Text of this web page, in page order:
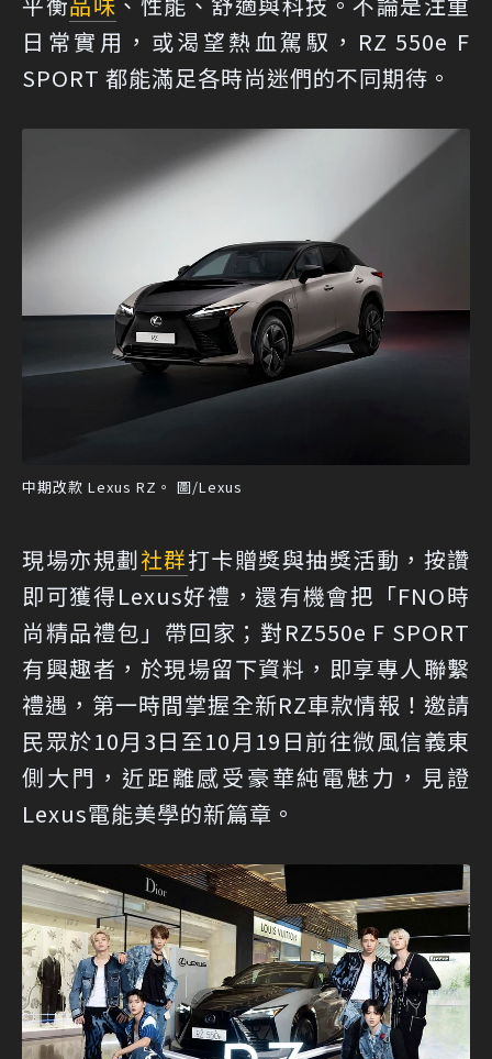
日常實用，或渴望熱血駕馭，RZ 550e F
SPORT 都能滿足各時尚迷們的不同期待。
中期改款 Lexus RZ。 圖/Lexus
現場亦規劃社群打卡贈獎與抽獎活動，按讚
即可獲得Lexus好禮，還有機會把「FNO時
尚精品禮包」帶回家；對RZ550e F SPORT
有興趣者，於現場留下資料，即享專人聯繫
禮遇，第一時間掌握全新RZ車款情報！邀請
民眾於10月3日至10月19日前往微風信義東
側大門，近距離感受豪華純電魅力，見證
Lexus電能美學的新篇章。